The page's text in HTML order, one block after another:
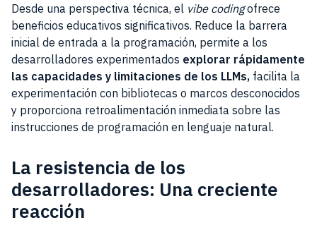
Desde una perspectiva técnica, el vibe codingofrece
beneficios educativos significativos. Reduce la barrera
inicial de entrada a la programación, permite a los
desarrolladores experimentados explorar rápidamente
las capacidades y limitaciones de los LLMs, facilita la
experimentación con bibliotecas o marcos desconocidos
y proporciona retroalimentación inmediata sobre las
instrucciones de programación en lenguaje natural.
La resistencia de los
desarrolladores: Una creciente
reacción